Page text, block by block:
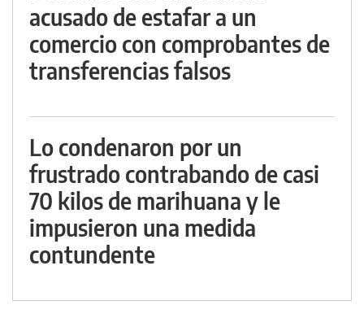
acusado de estafar a un
comercio con comprobantes de
transferencias falsos
Lo condenaron por un
frustrado contrabando de casi
70 kilos de marihuana y le
impusieron una medida
contundente